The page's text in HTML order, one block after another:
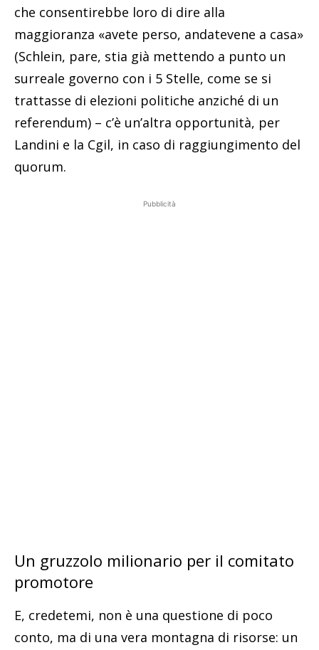
che consentirebbe loro di dire alla
maggioranza «avete perso, andatevene a casa»
(Schlein, pare, stia già mettendo a punto un
surreale governo con i 5 Stelle, come se si
trattasse di elezioni politiche anziché di un
referendum) – c’è un’altra opportunità, per
Landini e la Cgil, in caso di raggiungimento del
quorum.
Pubblicità
Un gruzzolo milionario per il comitato
promotore
E, credetemi, non è una questione di poco
conto, ma di una vera montagna di risorse: un